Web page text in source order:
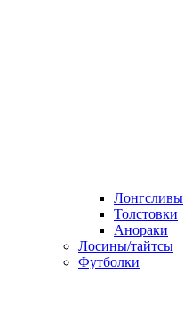
Лонгсливы
Толстовки
Анораки
Лосины/тайтсы
Футболки